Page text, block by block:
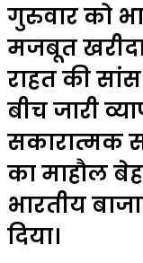
गुरुवार को
मजबूत
राहत की
बीच जारी
सकारात्मक
का माहौल
भारतीय
दिया।